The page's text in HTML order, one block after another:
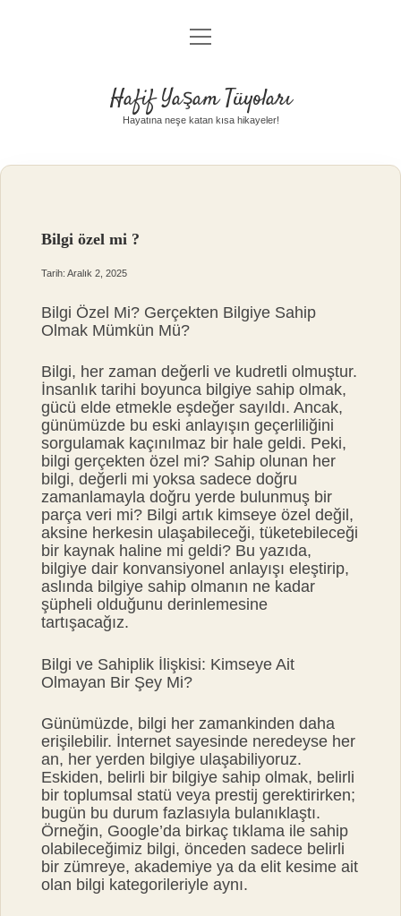
Anasayfa
Yasal Uyarı
menüyü
aç
Hafif Yaşam Tüyoları
Hayatına neşe katan kısa hikayeler!
Bilgi özel mi ?
Tarih: Aralık 2, 2025
Bilgi Özel Mi? Gerçekten Bilgiye Sahip
Olmak Mümkün Mü?
Bilgi, her zaman değerli ve kudretli olmuştur.
İnsanlık tarihi boyunca bilgiye sahip olmak,
gücü elde etmekle eşdeğer sayıldı. Ancak,
günümüzde bu eski anlayışın geçerliliğini
sorgulamak kaçınılmaz bir hale geldi. Peki,
bilgi gerçekten özel mi? Sahip olunan her
bilgi, değerli mi yoksa sadece doğru
zamanlamayla doğru yerde bulunmuş bir
parça veri mi? Bilgi artık kimseye özel değil,
aksine herkesin ulaşabileceği, tüketebileceği
bir kaynak haline mi geldi? Bu yazıda,
bilgiye dair konvansiyonel anlayışı eleştirip,
aslında bilgiye sahip olmanın ne kadar
şüpheli olduğunu derinlemesine
tartışacağız.
Bilgi ve Sahiplik İlişkisi: Kimseye Ait
Olmayan Bir Şey Mi?
Günümüzde, bilgi her zamankinden daha
erişilebilir. İnternet sayesinde neredeyse her
an, her yerden bilgiye ulaşabiliyoruz.
Eskiden, belirli bir bilgiye sahip olmak, belirli
bir toplumsal statü veya prestij gerektirirken;
bugün bu durum fazlasıyla bulanıklaştı.
Örneğin, Google’da birkaç tıklama ile sahip
olabileceğimiz bilgi, önceden sadece belirli
bir zümreye, akademiye ya da elit kesime ait
olan bilgi kategorileriyle aynı.